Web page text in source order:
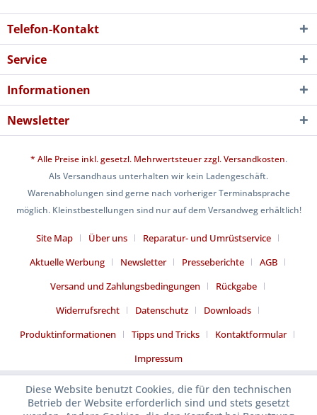
Telefon-Kontakt
Service
Informationen
Newsletter
* Alle Preise inkl. gesetzl. Mehrwertsteuer zzgl.Versandkosten.
Als Versandhaus unterhalten wir kein Ladengeschäft.
Warenabholungen sind gerne nach vorheriger Terminabsprache
möglich. Kleinstbestellungen sind nur auf dem Versandweg erhältlich!
Site Map Über uns
Reparatur- und Umrüstservice
Aktuelle Werbung
Newsletter Presseberichte
AGB
Versand und Zahlungsbedingungen
Rückgabe
Widerrufsrecht
Datenschutz
Downloads
Produktinformationen
Tipps und Tricks
Kontaktformular
Impressum
Diese Website benutzt Cookies, die für den technischen
Betrieb der Website erforderlich sind und stets gesetzt